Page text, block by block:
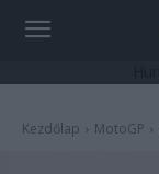
Kezdőlap MotoGP